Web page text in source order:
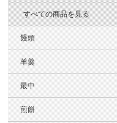
すべての商品を見る
饅頭
羊羹
最中
煎餅